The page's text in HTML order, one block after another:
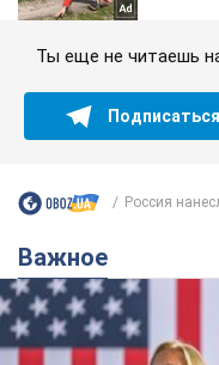
Ты еще не читаешь
Подписаться
Россия
Важное